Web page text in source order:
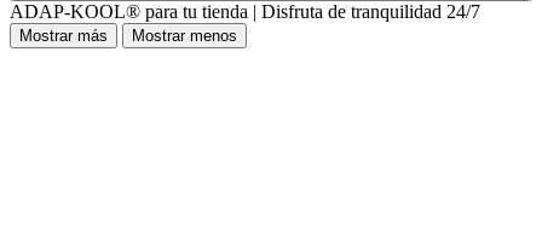
ADAP-KOOL® para tu tienda | Disfruta de tranquilidad 24/7
Mostrar más Mostrar menos